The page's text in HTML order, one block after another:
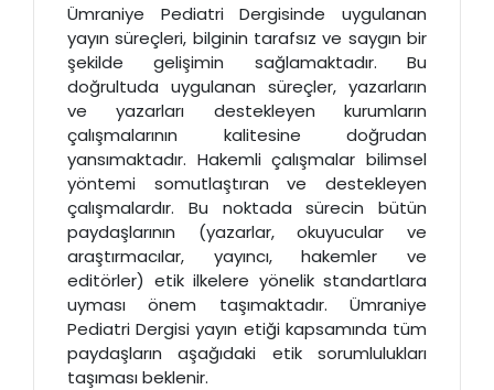
Ümraniye Pediatri Dergisinde uygulanan
yayın süreçleri, bilginin tarafsız ve saygın bir
şekilde gelişimin sağlamaktadır. Bu
doğrultuda uygulanan süreçler, yazarların
ve yazarları destekleyen kurumların
çalışmalarının kalitesine doğrudan
yansımaktadır. Hakemli çalışmalar bilimsel
yöntemi somutlaştıran ve destekleyen
çalışmalardır. Bu noktada sürecin bütün
paydaşlarının (yazarlar, okuyucular ve
araştırmacılar, yayıncı, hakemler ve
editörler) etik ilkelere yönelik standartlara
uyması önem taşımaktadır. Ümraniye
Pediatri Dergisi yayın etiği kapsamında tüm
paydaşların aşağıdaki etik sorumlulukları
taşıması beklenir.